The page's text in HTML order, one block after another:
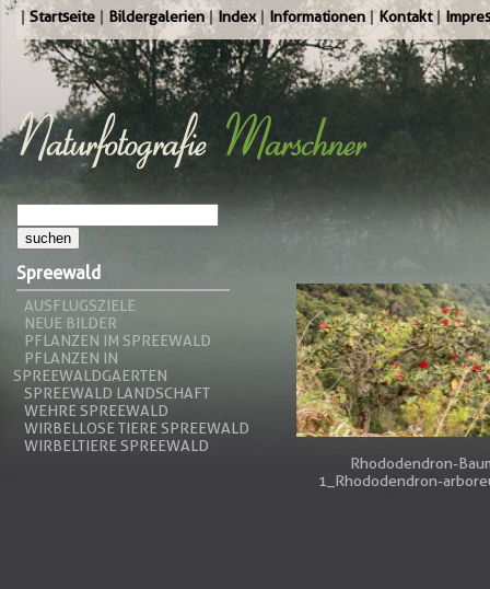
Startseite Bildergalerien Index Informationen Kontakt
Spreewald
AUSFLUGSZIELE
NEUE BILDER
PFLANZEN IM SPREEWALD
PFLANZEN IN
SPREEWALDGAERTEN
SPREEWALD LANDSCHAFT
WEHRE SPREEWALD
WIRBELLOSE TIERE SPREEWALD
WIRBELTIERE SPREEWALD
Rhododendron-
1_Rhododendron-